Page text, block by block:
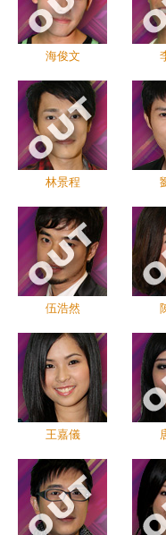
海俊文
林景程
伍浩然
王嘉儀